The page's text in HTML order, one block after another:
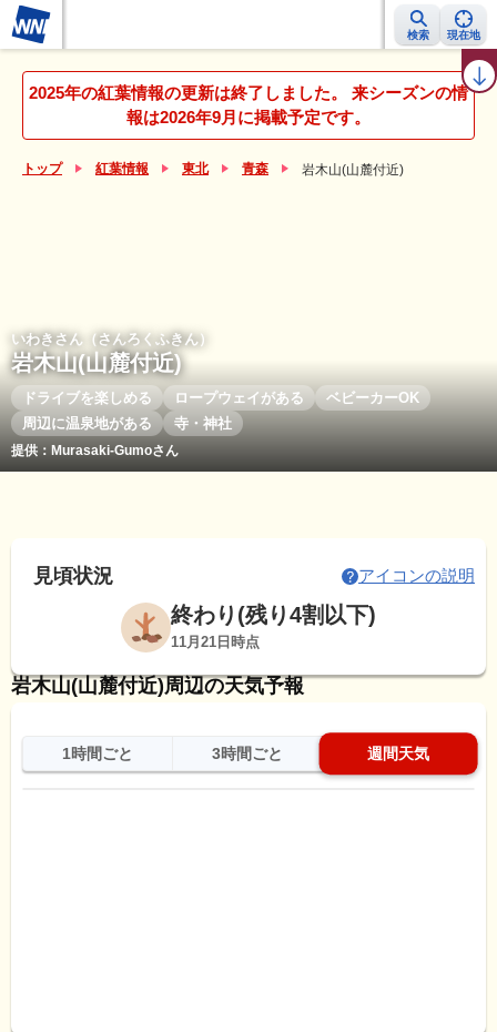
検索 現在地
紅葉レーダー 紅葉ニュース 京都 見頃カレンダー 名所ランキング
2025年の紅葉情報の更新は終了しました。 来シーズンの情
報は2026年9月に掲載予定です。
トップ 紅葉情報 東北 青森 岩木山(山麓付近)
いわきさん（さんろくふきん）
岩木山(山麓付近)
ドライブを楽しめる ロープウェイがある
ベビーカーOK
周辺に温泉地がある
寺・神社
提供：Murasaki-Gumoさん
見頃状況 アイコンの説明
終わり(残り4割以下)
11月21日時点
岩木山(山麓付近)周辺の天気予報
1時間ごと 3時間ごと 週間天気